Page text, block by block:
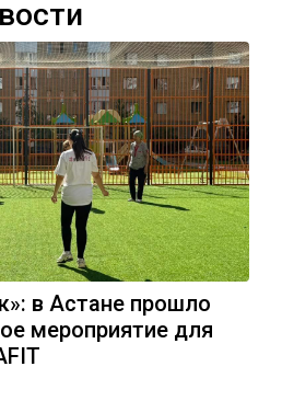
в Астане прошло
мероприятие для